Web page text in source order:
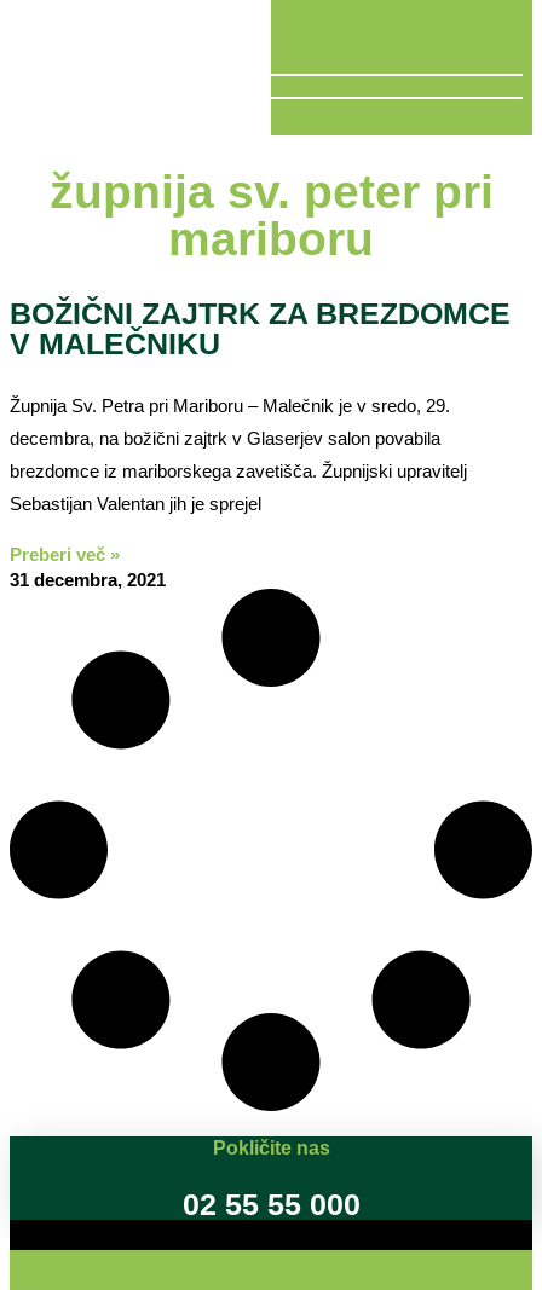
župnija sv. peter pri
mariboru
BOŽIČNI ZAJTRK ZA BREZDOMCE
V MALEČNIKU
Župnija Sv. Petra pri Mariboru – Malečnik je v sredo, 29.
decembra, na božični zajtrk v Glaserjev salon povabila
brezdomce iz mariborskega zavetišča. Župnijski upravitelj
Sebastijan Valentan jih je sprejel
Preberi več »
31 decembra, 2021
Pokličite nas
02 55 55 000